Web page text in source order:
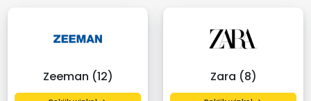
Zeeman (12) Zara (8)